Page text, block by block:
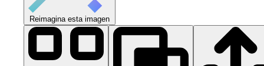
Reimagina esta imagen